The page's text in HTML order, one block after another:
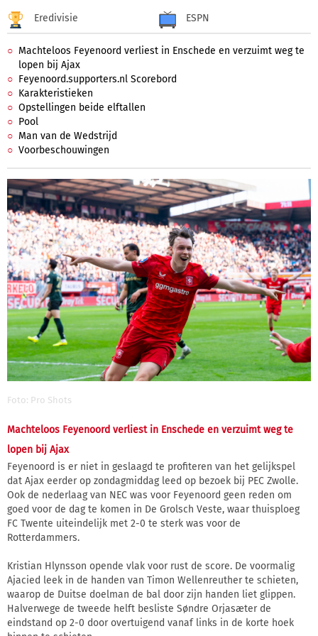
Eredivisie ESPN
Machteloos Feyenoord verliest in Enschede en verzuimt weg te
lopen bij Ajax
Feyenoord.supporters.nl Scorebord
Karakteristieken
Opstellingen beide elftallen
Pool
Man van de Wedstrijd
Voorbeschouwingen
Foto: Pro Shots
Machteloos Feyenoord verliest in Enschede en verzuimt weg te
lopen bij Ajax
Feyenoord is er niet in geslaagd te profiteren van het gelijkspel
dat Ajax eerder op zondagmiddag leed op bezoek bij PEC Zwolle.
Ook de nederlaag van NEC was voor Feyenoord geen reden om
goed voor de dag te komen in De Grolsch Veste, waar thuisploeg
FC Twente uiteindelijk met 2-0 te sterk was voor de
Rotterdammers.
Kristian Hlynsson opende vlak voor rust de score. De voormalig
Ajacied leek in de handen van Timon Wellenreuther te schieten,
waarop de Duitse doelman de bal door zijn handen liet glippen.
Halverwege de tweede helft besliste Søndre Orjasæter de
eindstand op 2-0 door overtuigend vanaf links in de korte hoek